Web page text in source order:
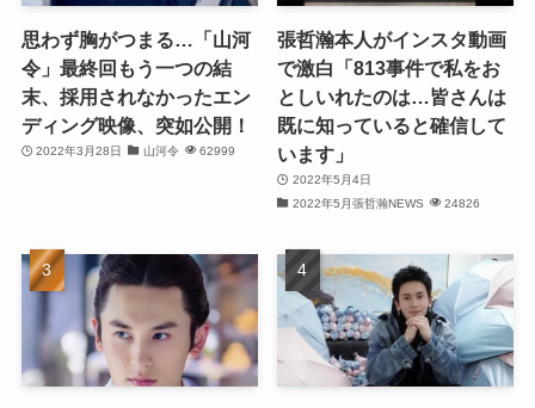
(31)
(29)
思わず胸がつまる…「山河
令」最終回もう一つの結
末、採用されなかったエン
ディング映像、突如公開！
2022年3月28日 山河令 62999
張哲瀚本人がインスタ動画
で激白「813事件で私をお
としいれたのは…皆さんは
既に知っていると確信して
います」
2022年5月4日
2022年5月張哲瀚NEWS
24826